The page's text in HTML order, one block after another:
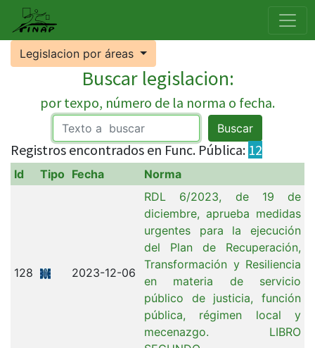
Legislacion por áreas
Buscar legislacion:
por texpo, número de la norma o fecha.
Buscar
Registros encontrados en Func. Pública: 12
Id Tipo Fecha Norma
128 2023-12-06
RDL 6/2023, de 19 de
diciembre, aprueba medidas
urgentes para la ejecución
del Plan de Recuperación,
Transformación y Resiliencia
en materia de servicio
público de justicia, función
pública, régimen local y
mecenazgo. LIBRO